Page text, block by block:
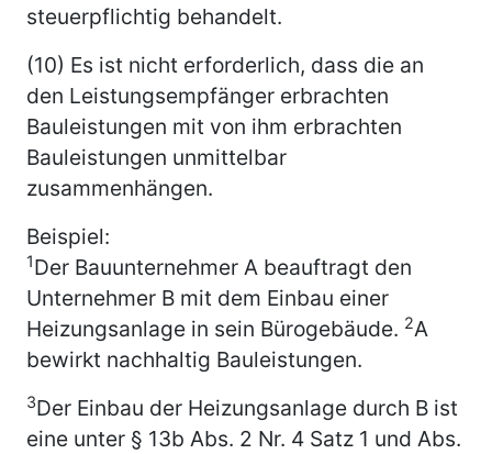
steuerpflichtig behandelt.
(10) Es ist nicht erforderlich, dass die an
den Leistungsempfänger erbrachten
Bauleistungen mit von ihm erbrachten
Bauleistungen unmittelbar
zusammenhängen.
Beispiel:
1Der Bauunternehmer A beauftragt den
Unternehmer B mit dem Einbau einer
Heizungsanlage in sein Bürogebäude. 2A
bewirkt nachhaltig Bauleistungen.
3Der Einbau der Heizungsanlage durch B ist
eine unter § 13b Abs. 2 Nr. 4 Satz 1 und Abs.